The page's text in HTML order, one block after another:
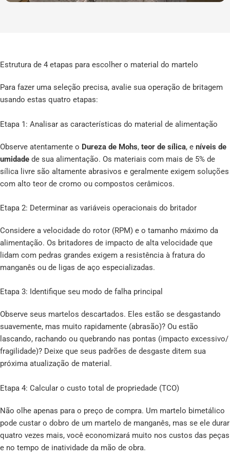
Estrutura de 4 etapas para escolher o material do martelo
Para fazer uma seleção precisa, avalie sua operação de britagem
usando estas quatro etapas:
Etapa 1: Analisar as características do material de alimentação
Observe atentamente o Dureza de Mohs, teor de sílica, e níveis de
umidade de sua alimentação. Os materiais com mais de 5% de
sílica livre são altamente abrasivos e geralmente exigem soluções
com alto teor de cromo ou compostos cerâmicos.
Etapa 2: Determinar as variáveis operacionais do britador
Considere a velocidade do rotor (RPM) e o tamanho máximo da
alimentação. Os britadores de impacto de alta velocidade que
lidam com pedras grandes exigem a resistência à fratura do
manganês ou de ligas de aço especializadas.
Etapa 3: Identifique seu modo de falha principal
Observe seus martelos descartados. Eles estão se desgastando
suavemente, mas muito rapidamente (abrasão)? Ou estão
lascando, rachando ou quebrando nas pontas (impacto excessivo/
fragilidade)? Deixe que seus padrões de desgaste ditem sua
próxima atualização de material.
Etapa 4: Calcular o custo total de propriedade (TCO)
Não olhe apenas para o preço de compra. Um martelo bimetálico
pode custar o dobro de um martelo de manganês, mas se ele durar
quatro vezes mais, você economizará muito nos custos das peças
e no tempo de inatividade da mão de obra.